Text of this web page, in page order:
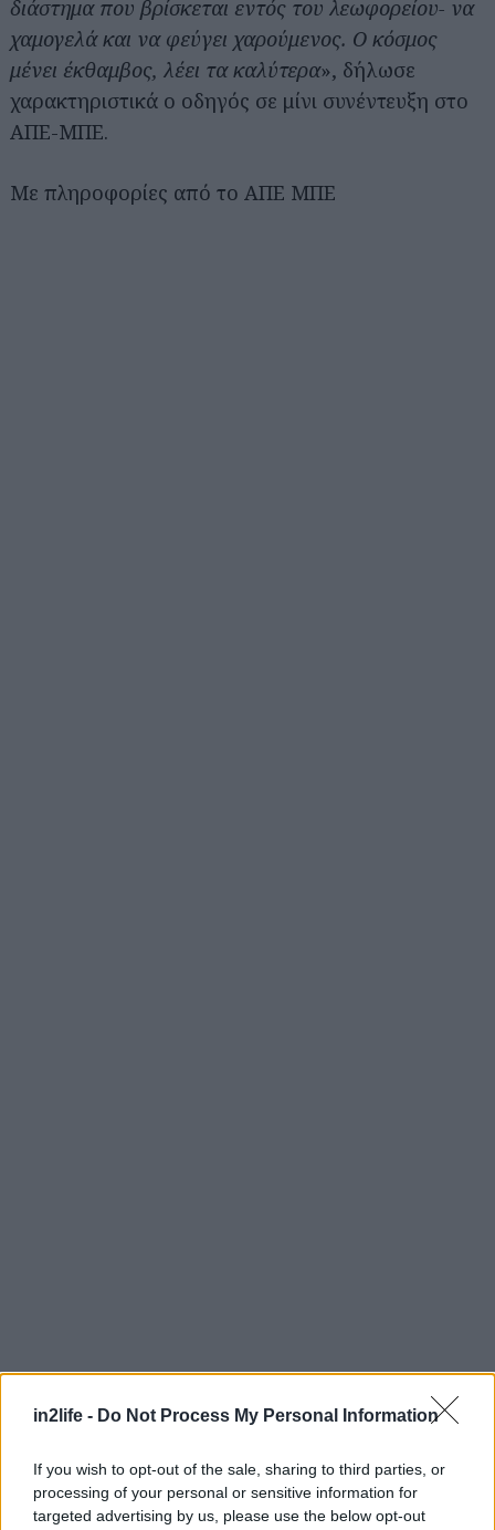
in2life - Do Not Process My Personal Information
If you wish to opt-out of the sale, sharing to third parties, or
processing of your personal or sensitive information for
targeted advertising by us, please use the below opt-out
διάστημα που βρίσκεται εντός του λεωφορείου- να
χαμογελά και να φεύγει χαρούμενος. Ο κόσμος
μένει έκθαμβος, λέει τα καλύτερα», δήλωσε
χαρακτηριστικά ο οδηγός σε μίνι συνέντευξη στο
ΑΠΕ-ΜΠΕ.
Με πληροφορίες από το ΑΠΕ ΜΠΕ